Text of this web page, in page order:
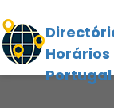
Portugal